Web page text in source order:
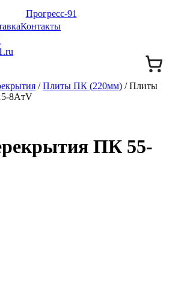
Контакты
/Плиты ПК (220мм) / Плиты
8AтV
ПК 55-